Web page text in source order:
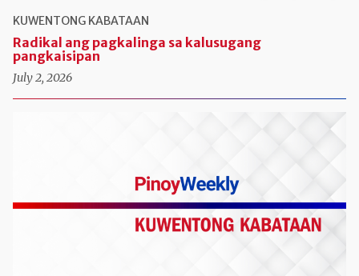
KUWENTONG KABATAAN
Radikal ang pagkalinga sa kalusugang
pangkaisipan
July 2, 2026